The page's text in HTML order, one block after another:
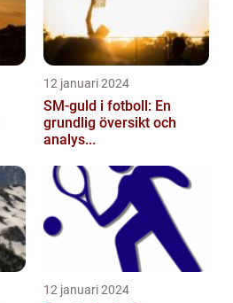
12 januari 2024
SM-guld i fotboll: En
grundlig översikt och
analys...
12 januari 2024